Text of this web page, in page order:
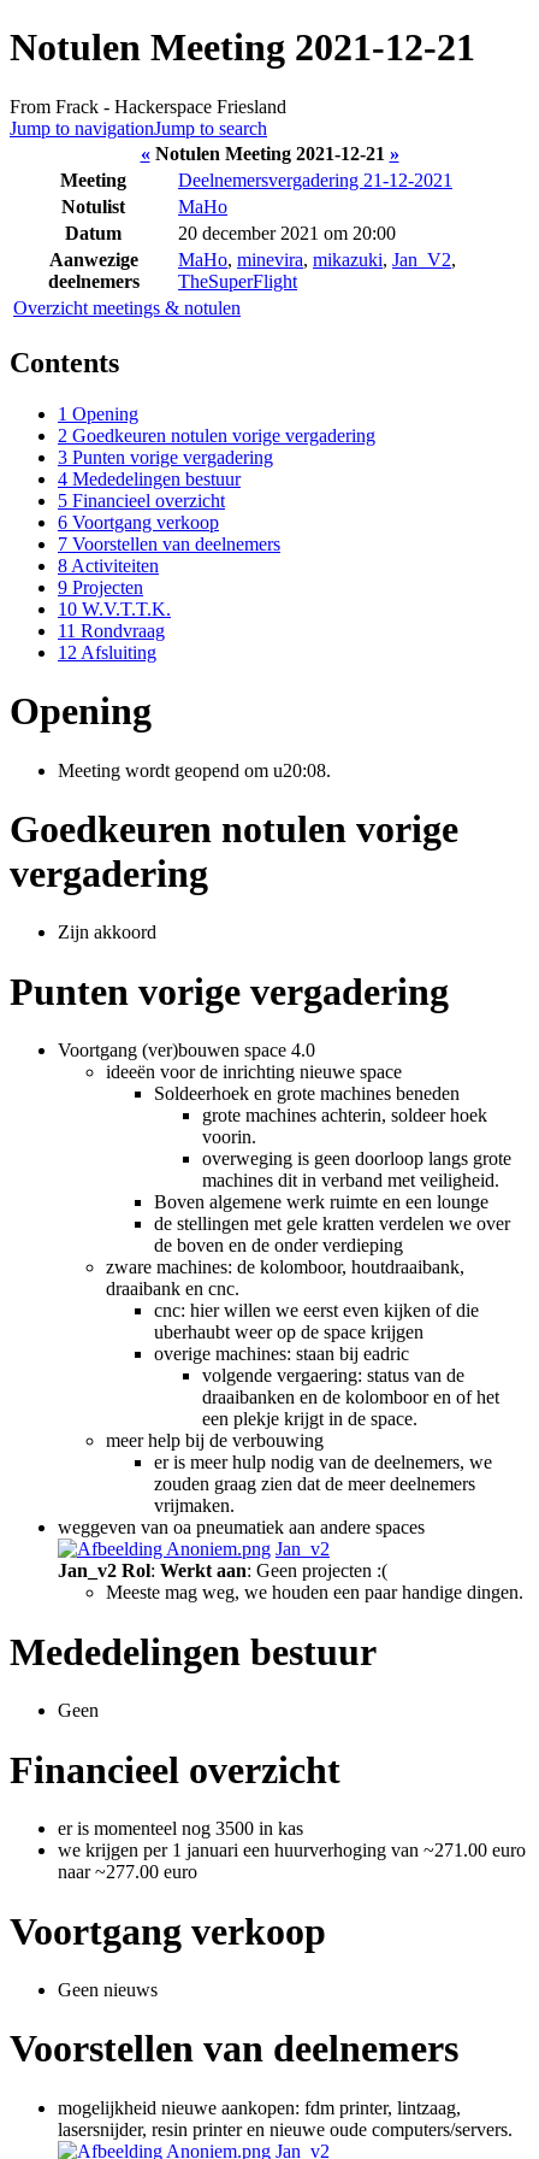
Notulen Meeting 2021-12-21
From Frack - Hackerspace Friesland
Jump to navigationJump to search
«Notulen Meeting 2021-12-21 »
Meeting
Deelnemersvergadering 21-12-2021
Notulist
MaHo
Datum
20 december 2021 om 20:00
Aanwezige
deelnemers
MaHo, minevira, mikazuki, Jan_V2,
TheSuperFlight
Overzicht meetings & notulen
Contents
1 Opening
2 Goedkeuren notulen vorige vergadering
3 Punten vorige vergadering
4 Mededelingen bestuur
5 Financieel overzicht
6 Voortgang verkoop
7 Voorstellen van deelnemers
8 Activiteiten
9 Projecten
10 W.V.T.T.K.
11 Rondvraag
12 Afsluiting
Opening
Meeting wordt geopend om u20:08.
Goedkeuren notulen vorige
vergadering
Zijn akkoord
Punten vorige vergadering
Voortgang (ver)bouwen space 4.0
ideeën voor de inrichting nieuwe space
Soldeerhoek en grote machines beneden
grote machines achterin, soldeer hoek
voorin.
overweging is geen doorloop langs grote
machines dit in verband met veiligheid.
Boven algemene werk ruimte en een lounge
de stellingen met gele kratten verdelen we over
de boven en de onder verdieping
zware machines: de kolomboor, houtdraaibank,
draaibank en cnc.
cnc: hier willen we eerst even kijken of die
uberhaubt weer op de space krijgen
overige machines: staan bij eadric
volgende vergaering: status van de
draaibanken en de kolomboor en of het
een plekje krijgt in de space.
meer help bij de verbouwing
er is meer hulp nodig van de deelnemers, we
zouden graag zien dat de meer deelnemers
vrijmaken.
weggeven van oa pneumatiek aan andere spaces
Jan_v2
Jan_v2 Rol: Werkt aan: Geen projecten :(
Meeste mag weg, we houden een paar handige dingen.
Mededelingen bestuur
Geen
Financieel overzicht
er is momenteel nog 3500 in kas
we krijgen per 1 januari een huurverhoging van ~271.00 euro
naar ~277.00 euro
Voortgang verkoop
Geen nieuws
Voorstellen van deelnemers
mogelijkheid nieuwe aankopen: fdm printer, lintzaag,
lasersnijder, resin printer en nieuwe oude computers/servers.
Jan_v2